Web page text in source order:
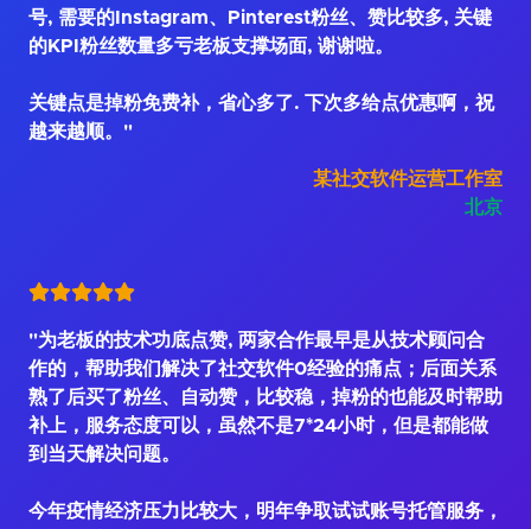
号, 需要的Instagram、Pinterest粉丝、赞比较多, 关键
的KPI粉丝数量多亏老板支撑场面, 谢谢啦。
关键点是掉粉免费补，省心多了. 下次多给点优惠啊，祝
越来越顺。"
某社交软件运营工作室
北京
"为老板的技术功底点赞, 两家合作最早是从技术顾问合
作的，帮助我们解决了社交软件0经验的痛点；后面关系
熟了后买了粉丝、自动赞，比较稳，掉粉的也能及时帮助
补上，服务态度可以，虽然不是7*24小时，但是都能做
到当天解决问题。
今年疫情经济压力比较大，明年争取试试账号托管服务，